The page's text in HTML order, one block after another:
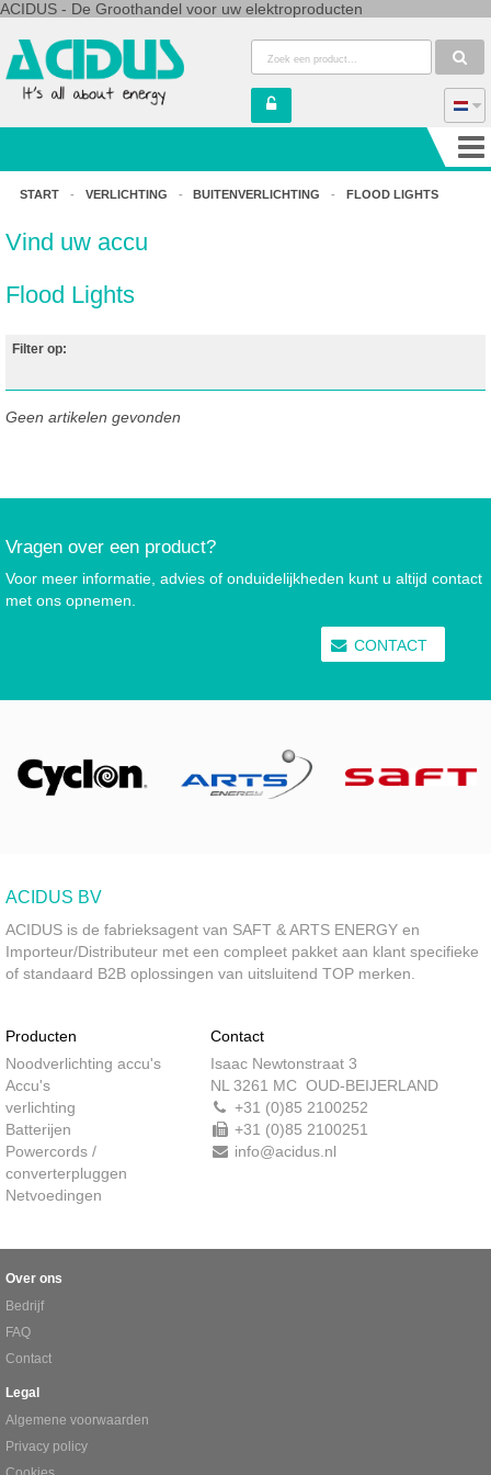
ACIDUS - De Groothandel voor uw elektroproducten
START - VERLICHTING - BUITENVERLICHTING - FLOOD LIGHTS
Vind uw accu
Flood Lights
Filter op:
Geen artikelen gevonden
Vragen over een product?
Voor meer informatie, advies of onduidelijkheden kunt u altijd contact
met ons opnemen.
CONTACT
ACIDUS BV
ACIDUS is de fabrieksagent van SAFT & ARTS ENERGY en
Importeur/Distributeur met een compleet pakket aan klant specifieke
of standaard B2B oplossingen van uitsluitend TOP merken.
Producten
Noodverlichting accu's
Accu's
verlichting
Batterijen
Powercords /
converterpluggen
Netvoedingen
Contact
Isaac Newtonstraat 3
NL 3261 MC OUD-BEIJERLAND
+31 (0)85 2100252
+31 (0)85 2100251
info@acidus.nl
Over ons
Bedrijf
FAQ
Contact
Legal
Algemene voorwaarden
Privacy policy